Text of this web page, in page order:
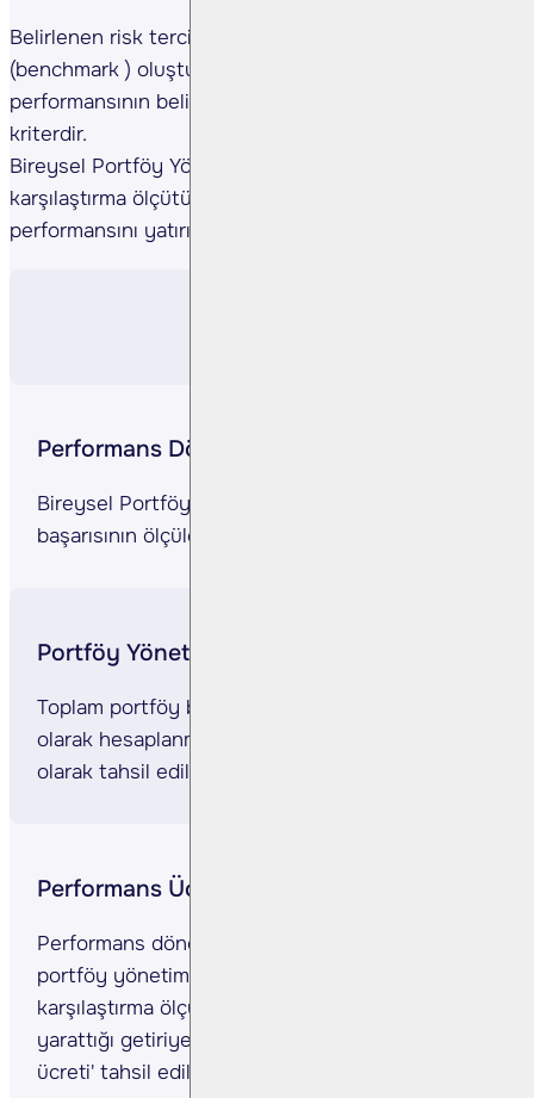
Belirlenen risk tercihi üzerinden karşılaştırma ölçütü
(benchmark ) oluşturulur. Bu ölçüt portföy
performansının belirlenmesinde kullanılacak ana
kriterdir.
Bireysel Portföy Yönetiminde amaç belirlenen
karşılaştırma ölçütü getirisinin üzerinde bir getiri
performansını yatırımcıya sağlamak olacaktır.
Performans Dönemi
Bireysel Portföy Yönetimi hizmetinin
başarısının ölçüleceği dönemi ifade eder.
Portföy Yönetim Ücreti
Toplam portföy büyüklüğü üzerinden günlük
olarak hesaplanmakta ve aylık veya günlük
olarak tahsil edilmektedir.
Performans Ücreti (Başarı Primi)
Performans dönemi sonunda, varlık getirisinin,
portföy yönetimine başlarken belirlenen
karşılaştırma ölçütünün getirisinin üzerinde
yarattığı getiriye göre 'performans
ücreti' tahsil edilir.